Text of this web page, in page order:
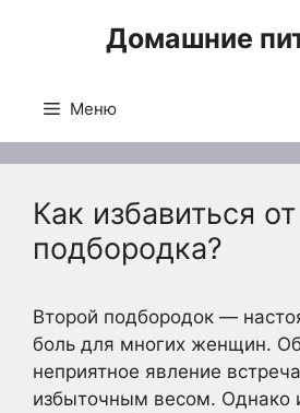
Домашние
Меню
Как избавиться
подбородка?
Второй подбородок —
боль для многих женщин.
неприятное явление
избыточным весом. Однако